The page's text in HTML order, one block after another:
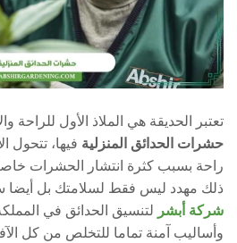
تعتبر الحديقة هي الملاذ الأول للراحة
حشرات الحدائق المنزلية فيها، تتحول
راحة بسبب كثرة انتشار الحشرات
ذلك مهدد ليس فقط لسلامتك بل أيضا
شركة أبشر لتنسيق الحدائق في
وأساليب آمنة تماما للتخلص من كل